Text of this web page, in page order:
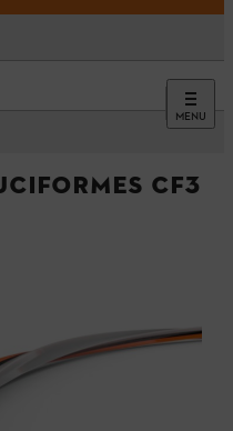
MENU
CF3